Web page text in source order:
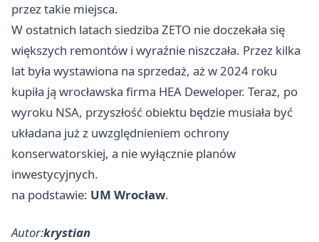
przez takie miejsca.
W ostatnich latach siedziba ZETO nie doczekała się
większych remontów i wyraźnie niszczała. Przez kilka
lat była wystawiona na sprzedaż, aż w 2024 roku
kupiła ją wrocławska firma HEA Deweloper. Teraz, po
wyroku NSA, przyszłość obiektu będzie musiała być
układana już z uwzględnieniem ochrony
konserwatorskiej, a nie wyłącznie planów
inwestycyjnych.
na podstawie: UM Wrocław.
Autor:krystian